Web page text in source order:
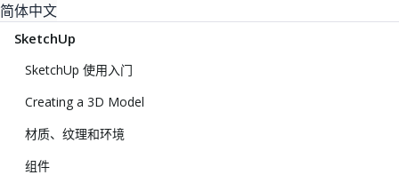
简体中文
SketchUp
SketchUp 使用入门
Creating a 3D Model
材质、纹理和环境
组件